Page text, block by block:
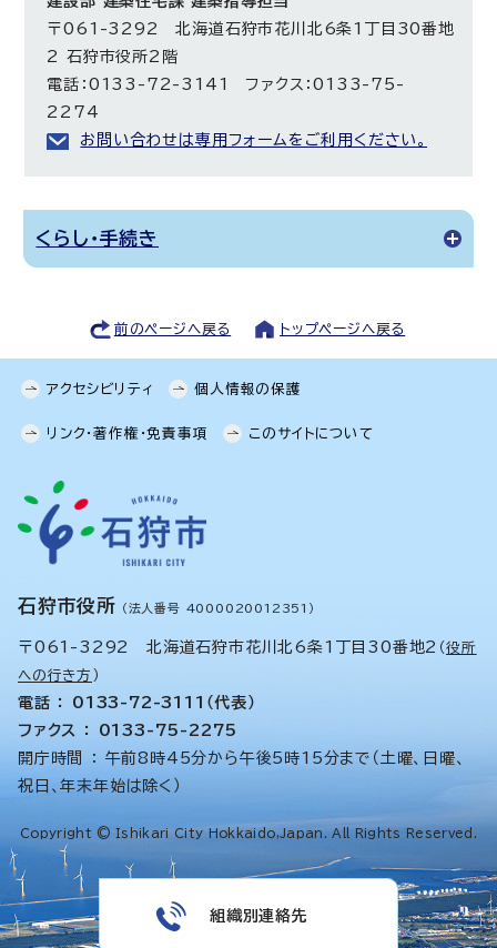
〒061-3292 北海道石狩市花川北6条1丁目30番地
2 石狩市役所2階
電話：0133-72-3141 ファクス：0133-75-
2274
お問い合わせは専用フォームをご利用ください。
くらし・手続き
前のページへ戻る トップページへ戻る
アクセシビリティ 個人情報の保護
リンク・著作権・免責事項 このサイトについて
石狩市役所 （法人番号 4000020012351）
〒061-3292 北海道石狩市花川北6条1丁目30番地2 （役所
への行き方 ）
電話 ： 0133-72-3111（代表）
ファクス ： 0133-75-2275
開庁時間 ： 午前8時45分から午後5時15分まで（土曜、日曜、
祝日、年末年始は除く）
Copyright © Ishikari City Hokkaido,Japan. All Rights Reserved.
組織別連絡先